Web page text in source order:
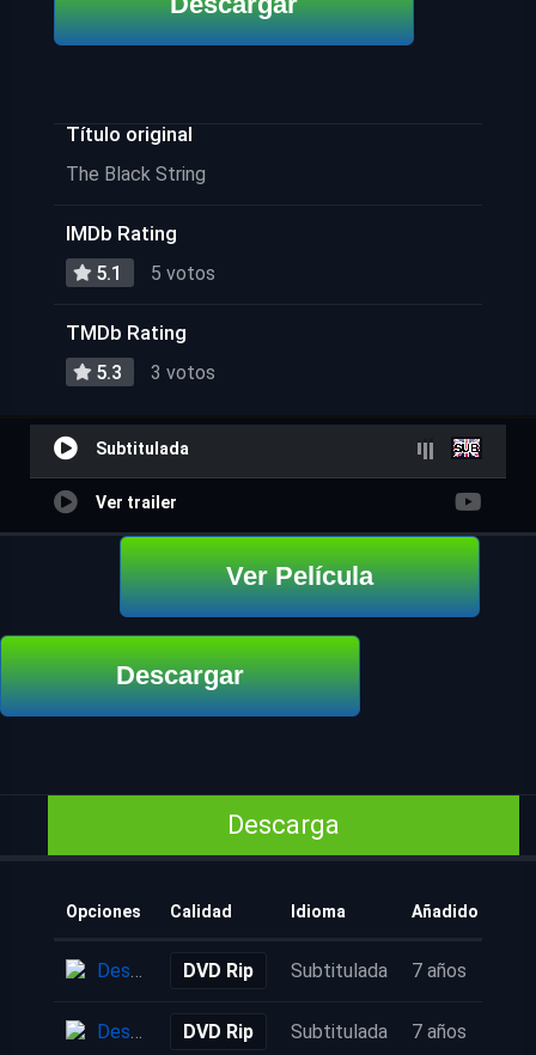
Título original
The Black String
IMDb Rating
5.1 5 votos
TMDb Rating
5.3 3 votos
Subtitulada
Ver trailer
Ver Película
Descargar
Descarga
Opciones Calidad Idioma Añadido
Descarga DVD Rip Subtitulada 7 años
Descarga DVD Rip Subtitulada 7 años